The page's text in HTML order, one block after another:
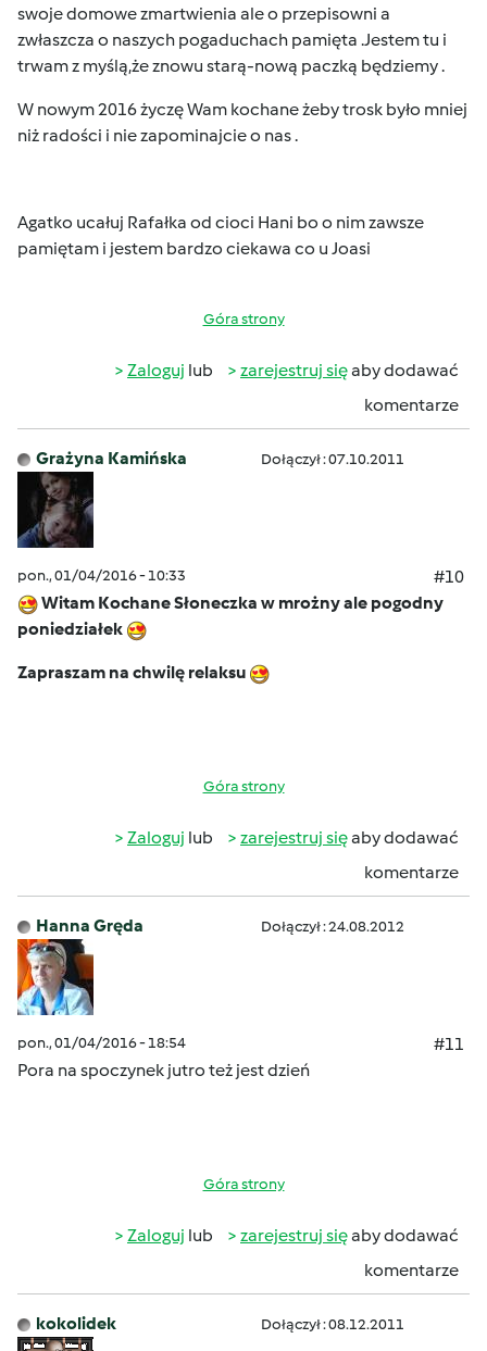
swoje domowe zmartwienia ale o przepisowni a
zwłaszcza o naszych pogaduchach pamięta .Jestem tu i
trwam z myślą,że znowu starą-nową paczką będziemy .
W nowym 2016 życzę Wam kochane żeby trosk było mniej
niż radości i nie zapominajcie o nas .
Agatko ucałuj Rafałka od cioci Hani bo o nim zawsze
pamiętam i jestem bardzo ciekawa co u Joasi
Góra strony
Zaloguj lub zarejestruj sięaby dodawać
komentarze
Grażyna Kamińska Dołączył : 07.10.2011
pon., 01/04/2016 - 10:33
#10
Witam Kochane Słoneczka w mrożny ale pogodny
poniedziałek
Zapraszam na chwilę relaksu
Góra strony
Zaloguj lub zarejestruj sięaby dodawać
komentarze
Hanna Gręda Dołączył : 24.08.2012
pon., 01/04/2016 - 18:54
#11
Pora na spoczynek jutro też jest dzień
Góra strony
Zaloguj lub zarejestruj sięaby dodawać
komentarze
kokolidek Dołączył : 08.12.2011